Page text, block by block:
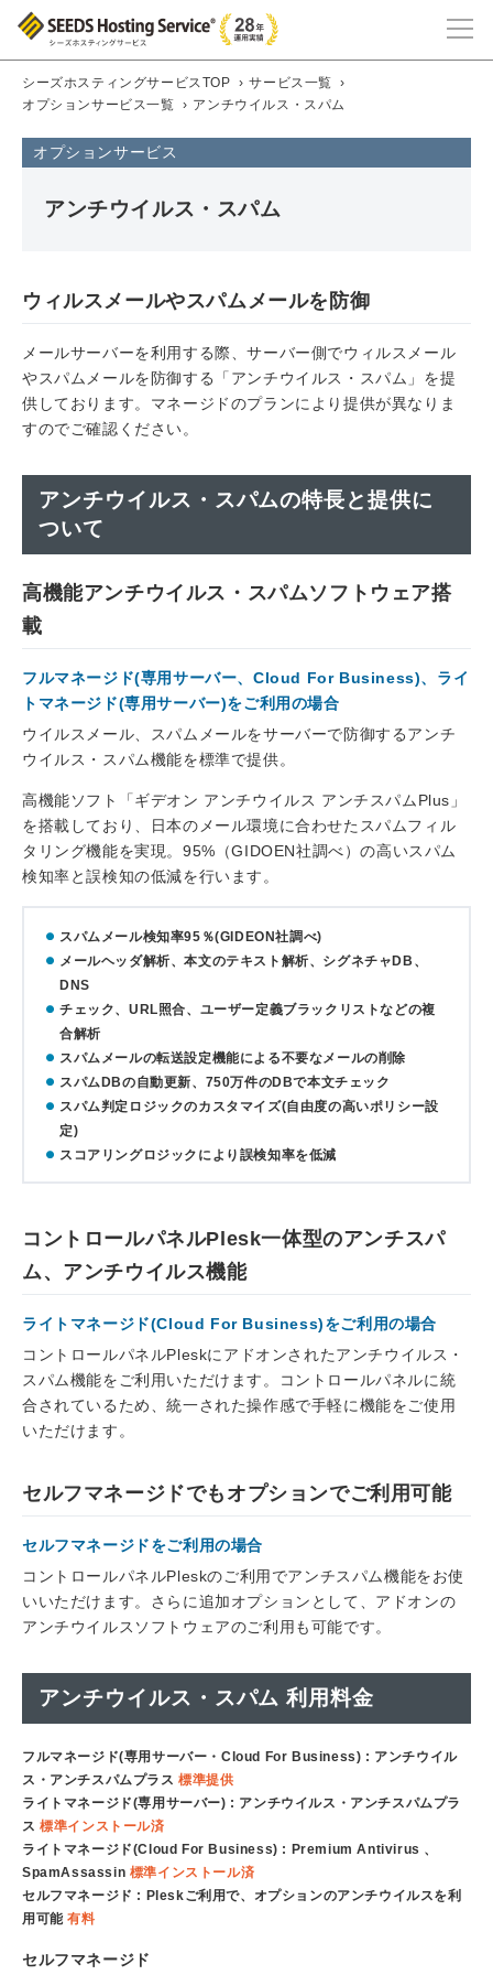
シーズホスティングサービスTOP › サービス一覧 ›
オプションサービス一覧 › アンチウイルス・スパム
オプションサービス
アンチウイルス・スパム
ウィルスメールやスパムメールを防御
メールサーバーを利用する際、サーバー側でウィルスメール
やスパムメールを防御する「アンチウイルス・スパム」を提
供しております。マネージドのプランにより提供が異なりま
すのでご確認ください。
アンチウイルス・スパムの特長と提供に
ついて
高機能アンチウイルス・スパムソフトウェア搭
載
フルマネージド(専用サーバー、Cloud For Business)、ライ
トマネージド(専用サーバー)をご利用の場合
ウイルスメール、スパムメールをサーバーで防御するアンチ
ウイルス・スパム機能を標準で提供。
高機能ソフト「ギデオン アンチウイルス アンチスパムPlus」
を搭載しており、日本のメール環境に合わせたスパムフィル
タリング機能を実現。95%（GIDOEN社調べ）の高いスパム
検知率と誤検知の低減を行います。
スパムメール検知率95％(GIDEON社調べ)
メールヘッダ解析、本文のテキスト解析、シグネチャDB、
DNS
チェック、URL照合、ユーザー定義ブラックリストなどの複
合解析
スパムメールの転送設定機能による不要なメールの削除
スパムDBの自動更新、750万件のDBで本文チェック
スパム判定ロジックのカスタマイズ(自由度の高いポリシー設
定)
スコアリングロジックにより誤検知率を低減
コントロールパネルPlesk一体型のアンチスパ
ム、アンチウイルス機能
ライトマネージド(Cloud For Business)をご利用の場合
コントロールパネルPleskにアドオンされたアンチウイルス・
スパム機能をご利用いただけます。コントロールパネルに統
合されているため、統一された操作感で手軽に機能をご使用
いただけます。
セルフマネージドでもオプションでご利用可能
セルフマネージドをご利用の場合
コントロールパネルPleskのご利用でアンチスパム機能をお使
いいただけます。さらに追加オプションとして、アドオンの
アンチウイルスソフトウェアのご利用も可能です。
アンチウイルス・スパム 利用料金
フルマネージド(専用サーバー・Cloud For Business) : アンチウイル
ス・アンチスパムプラス標準提供
ライトマネージド(専用サーバー) : アンチウイルス・アンチスパムプラ
ス標準インストール済
ライトマネージド(Cloud For Business) : Premium Antivirus 、
SpamAssassin 標準インストール済
セルフマネージド : Pleskご利用で、オプションのアンチウイルスを利
用可能有料
セルフマネージド